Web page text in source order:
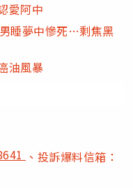
愛阿中
睡夢中慘死…剩焦黑
油風暴
、投訴爆料信箱：